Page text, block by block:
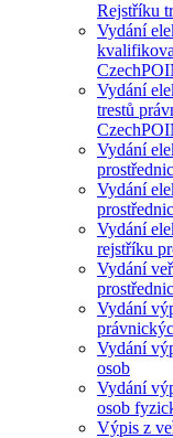
Rejstříku
Vydání
Vydání
trestů
Vydání
Vydání
Vydání
rejstříku
Vydání
Vydání
Vydání
osob
Vydání
osob
Výpis z